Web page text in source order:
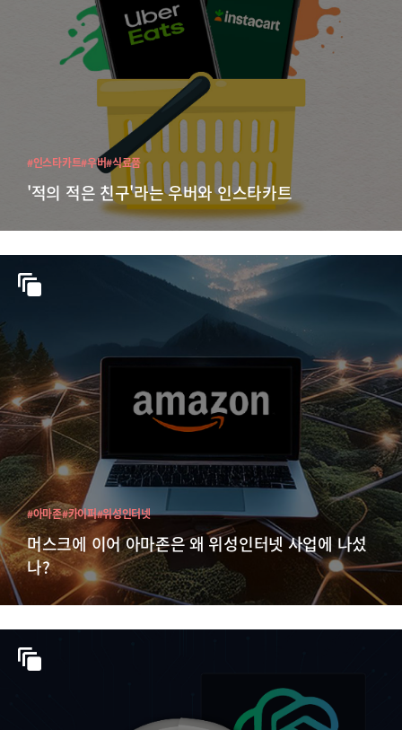
'적의 적은 친구'라는 우버와 인스타카트
#인스타카트#우버#식료품
머스크에 이어 아마존은 왜 위성인터넷 사업에 나섰
나?
#아마존#카이퍼#위성인터넷